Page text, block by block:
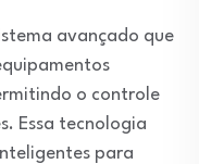
avançado que
o controle
Essa tecnologia
para